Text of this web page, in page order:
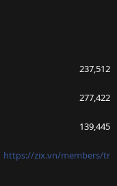
237,512
277,422
139,445
https://zix.vn/members/tr